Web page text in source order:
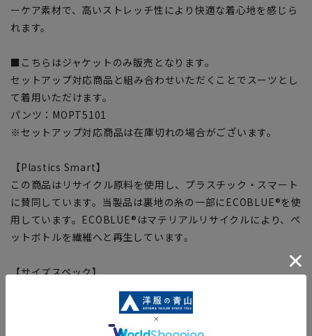
ーケア素材で、高いストレッチ性により快適な着心地を感じら
れます。
■こちらはジャケットのみ販売となります。
セットアップ対応商品と組み合わせいただくことでスーツとし
て着用いただけます。
パンツ：MOPT5101
※セットアップ対応商品は在庫切れの場合がございます。
【Plastics Smart】
この商品はリサイクル原料を使用し、プラスチック・スマート
に賛同しています。当製品は裏地の糸の一部にECOBLUE®を使
用しています。ECOBLUE®はマテリアルリサイクルにより、ペ
ットボトルを繊維へと再生しています。
【サイズスペック】
[S]着丈:68cm ウエスト:87cm バスト:101cm 肩幅:44cm 袖
[M]着丈:70cm ウエスト:90cm バスト:104cm 肩幅:45cm 袖